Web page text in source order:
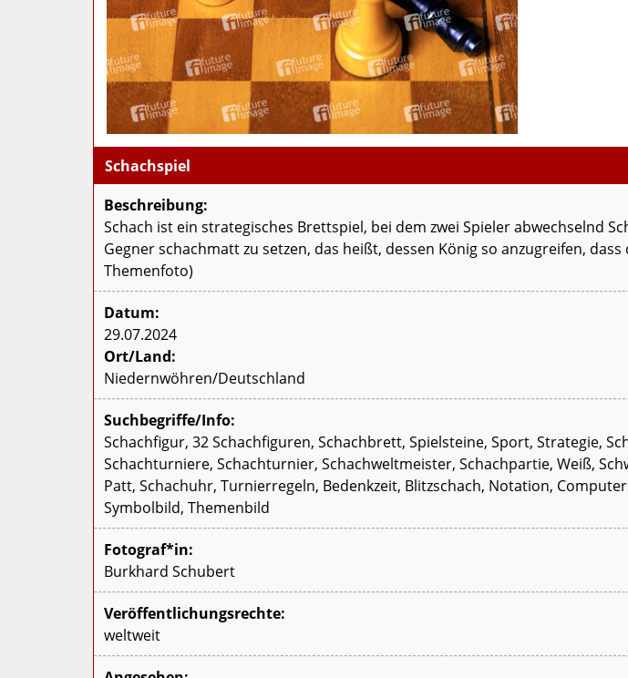
Schachspiel
Beschreibung:
Schach ist ein strategisches Brettspiel, bei dem zwei Spieler abwechselnd
Gegner schachmatt zu setzen, das heißt, dessen König so anzugreifen,
Themenfoto)
Datum:
29.07.2024
Ort/Land:
Niedernwöhren/Deutschland
Suchbegriffe/Info:
Schachfigur, 32 Schachfiguren, Schachbrett, Spielsteine, Sport, Strategie,
Schachturniere, Schachturnier, Schachweltmeister, Schachpartie, Weiß,
Patt, Schachuhr, Turnierregeln, Bedenkzeit, Blitzschach, Notation,
Symbolbild, Themenbild
Fotograf*in:
Burkhard Schubert
Veröffentlichungsrechte:
weltweit